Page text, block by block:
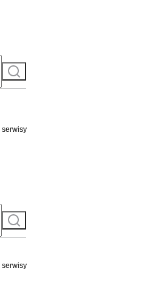
Szukaj
serwisu
serwisy
Szukaj
serwisy